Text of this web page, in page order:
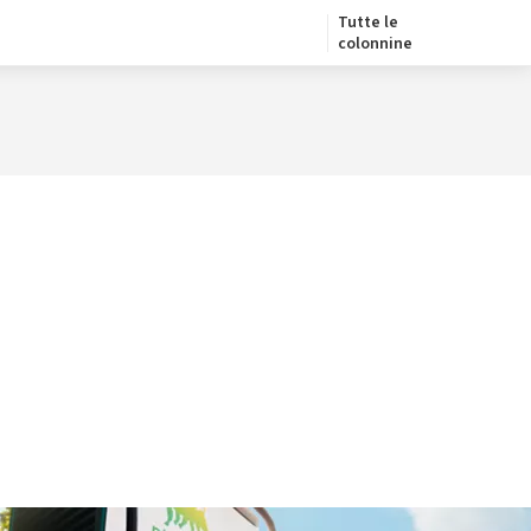
Tutte le
colonnine